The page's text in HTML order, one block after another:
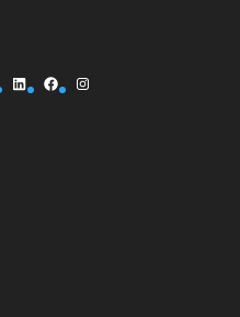
LinkedInFacebookInstagram